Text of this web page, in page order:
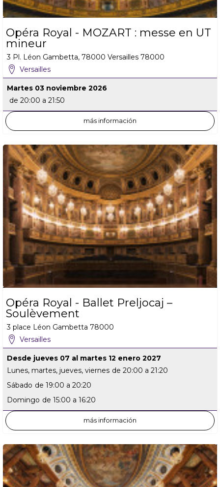
Opéra Royal - MOZART : messe en UT
mineur
3 Pl. Léon Gambetta, 78000 Versailles 78000
Versailles
Martes 03 noviembre 2026
de 20:00 a 21:50
más información
Opéra Royal - Ballet Preljocaj –
Soulèvement
3 place Léon Gambetta 78000
Versailles
Desde jueves 07 al martes 12 enero 2027
Lunes, martes, jueves, viernes de 20:00 a 21:20
Sábado de 19:00 a 20:20
Domingo de 15:00 a 16:20
más información